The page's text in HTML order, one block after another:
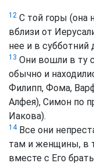
12 С той горы (она
вблизи от
нее и в субботний
13 Они вошли в ту
обычно и
Филипп, Фома,
Алфея), Симон по
Иакова).
14Все они
там и женщины, в
вместе с Его